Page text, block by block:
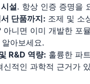
설. 항상 인증 증명을
단품까지: 조제 및 소
아니면 이미 개발한 포
아보세요.
R&D 역량: 훌륭한 파
신적인 과학적 근거가